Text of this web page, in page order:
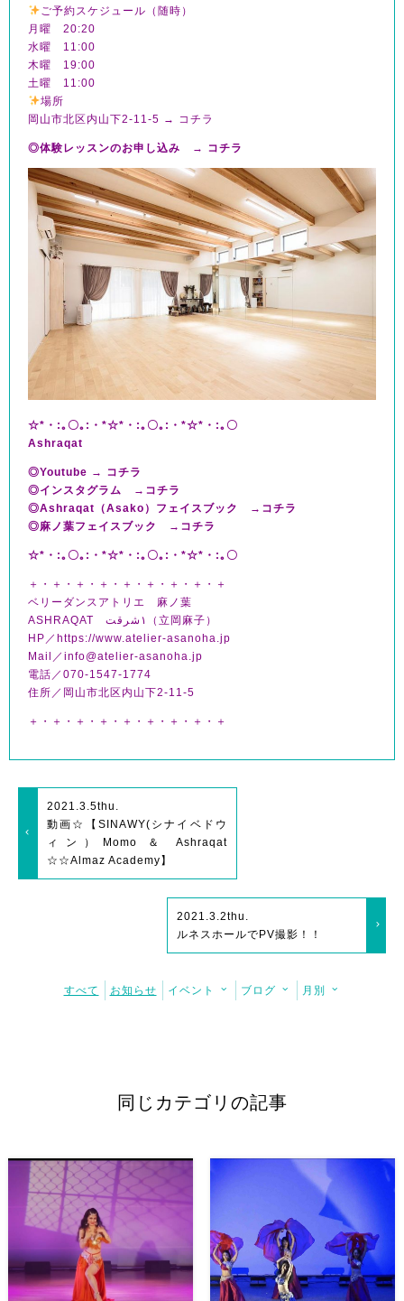
ご予約スケジュール（随時）
月曜 20:20
水曜 11:00
木曜 19:00
土曜 11:00
場所
岡山市北区内山下2-11-5 →
コチラ
◎体験レッスンのお申し込み → コチラ
☆*・:｡〇｡:・*☆*・:｡〇｡:・*☆*・:｡〇
Ashraqat
◎Youtube → コチラ
◎インスタグラム → コチラ
◎Ashraqat（Asako）フェイスブック → コチラ
◎麻ノ葉フェイスブック → コチラ
☆*・:｡〇｡:・*☆*・:｡〇｡:・*☆*・:｡〇
＋・＋・＋・＋・＋・＋・＋・＋・＋
ベリーダンスアトリエ 麻ノ葉
ASHRAQAT ١شرقت（立岡麻子）
HP／https://www.atelier-asanoha.jp
Mail／info@atelier-asanoha.jp
電話／070-1547-1774
住所／岡山市北区内山下2-11-5
＋・＋・＋・＋・＋・＋・＋・＋・＋
2021.3.5thu.
動画☆【SINAWY(シナイベドウ
ィン）Momo ＆ Ashraqat
☆☆Almaz Academy】
2021.3.2thu.
ルネスホールでPV撮影！！
すべて お知らせ イベント ブログ 月別
同じカテゴリの記事